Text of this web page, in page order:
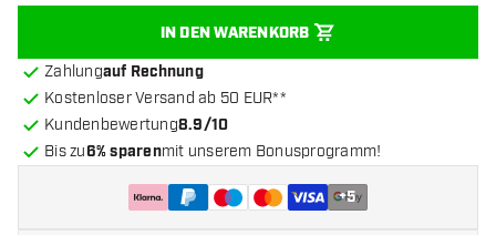
IN DEN WARENKORB
Zahlungauf Rechnung
Kostenloser Versand ab 50 EUR**
Kundenbewertung8.9/10
Bis zu6% sparenmit unserem Bonusprogramm!
+5